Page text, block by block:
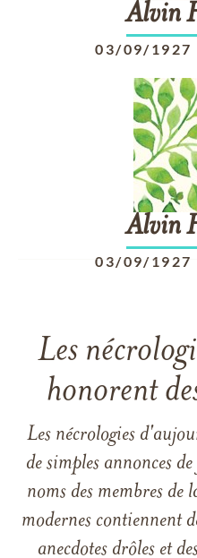
Alvin
03/09/1927
Alvin
03/09/1927
Les
honorent
Les nécrologies
de simples annonces
noms des membres de
modernes contiennent
anecdotes drôles et